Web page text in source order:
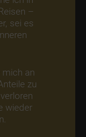
–
sei es
mich an
zu
wieder